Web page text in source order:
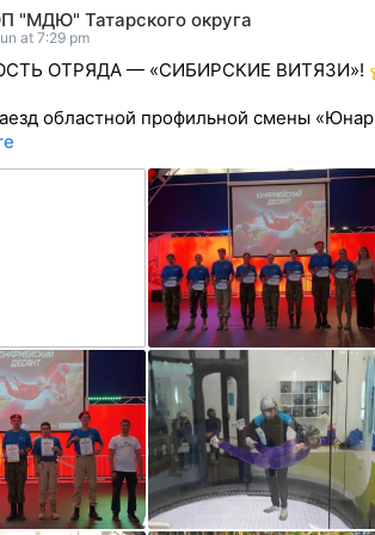
"МДЮ" Татарского округа
at 7:29 pm
ОТРЯДА — «СИБИРСКИЕ ВИТЯЗИ»!
областной профильной смены